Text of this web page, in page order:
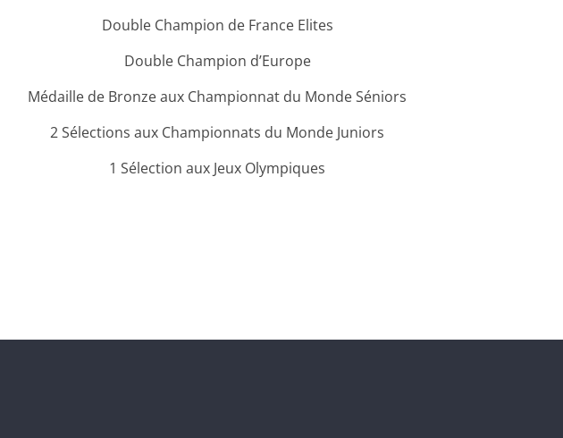
Double Champion de France Elites
Double Champion d’Europe
Médaille de Bronze aux Championnat du Monde Séniors
2 Sélections aux Championnats du Monde Juniors
1 Sélection aux Jeux Olympiques